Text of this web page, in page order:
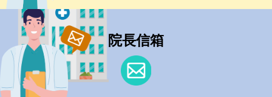
院長信箱